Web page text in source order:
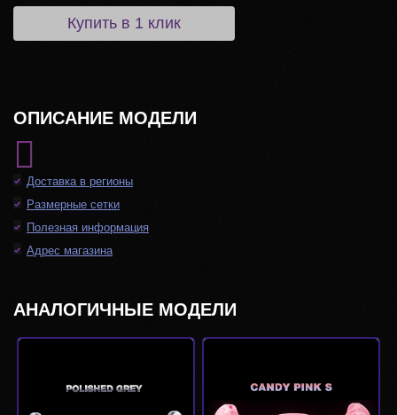
Купить в 1 клик
ОПИСАНИЕ МОДЕЛИ
Доставка в регионы
Размерные сетки
Полезная информация
Адрес магазина
АНАЛОГИЧНЫЕ МОДЕЛИ